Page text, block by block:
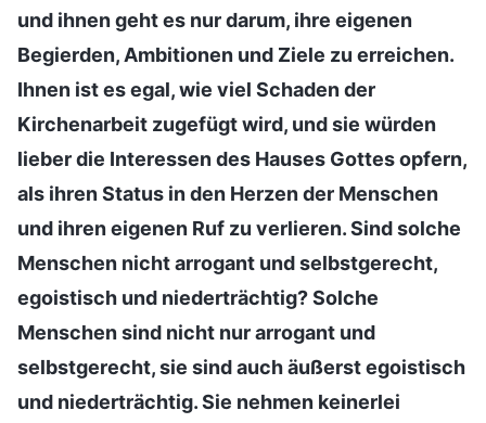
und ihnen geht es nur darum, ihre eigenen
Begierden, Ambitionen und Ziele zu erreichen.
Ihnen ist es egal, wie viel Schaden der
Kirchenarbeit zugefügt wird, und sie würden
lieber die Interessen des Hauses Gottes opfern,
als ihren Status in den Herzen der Menschen
und ihren eigenen Ruf zu verlieren. Sind solche
Menschen nicht arrogant und selbstgerecht,
egoistisch und niederträchtig? Solche
Menschen sind nicht nur arrogant und
selbstgerecht, sie sind auch äußerst egoistisch
und niederträchtig. Sie nehmen keinerlei